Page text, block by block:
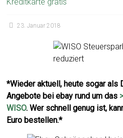
23. Januar 2018
*Wieder aktuell, heute sogar als
Angebote bei ebay rund um das
WISO. Wer schnell genug ist,
Euro bestellen.*